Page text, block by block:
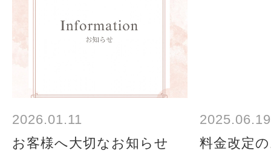
2026.01.11
お客様へ大切なお知らせ
2025.06.19
料金改定